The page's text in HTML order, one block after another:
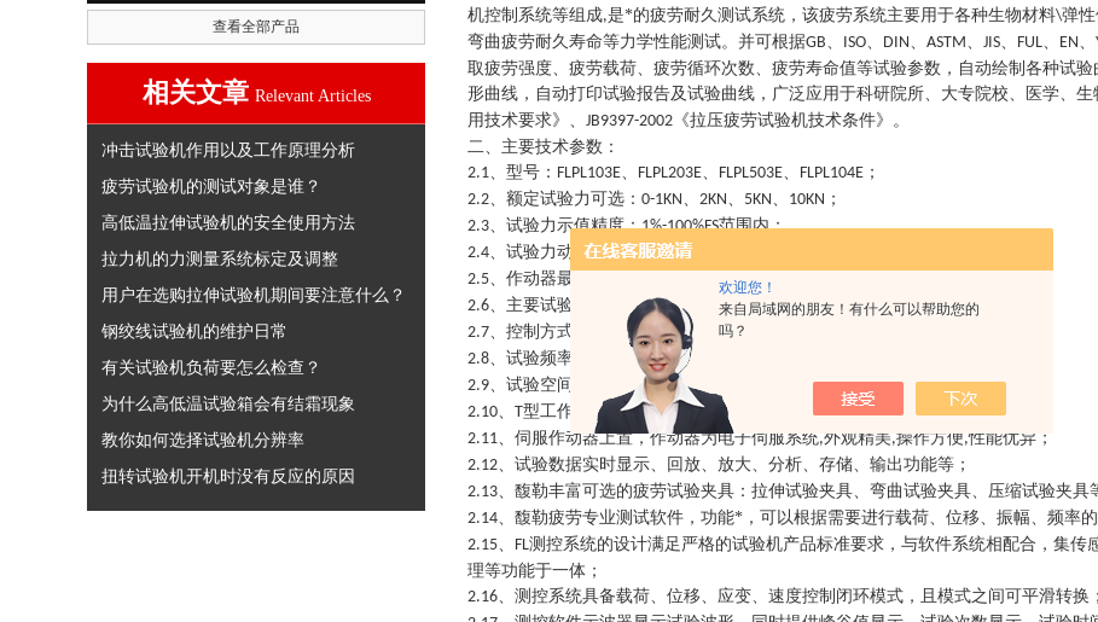
欢迎您！
来自局域网的朋友！有什么可以帮助您的
吗？
查看全部产品
相关文章 Relevant Articles
冲击试验机作用以及工作原理分析
疲劳试验机的测试对象是谁？
高低温拉伸试验机的安全使用方法
拉力机的力测量系统标定及调整
用户在选购拉伸试验机期间要注意什么？
钢绞线试验机的维护日常
有关试验机负荷要怎么检查？
为什么高低温试验箱会有结霜现象
教你如何选择试验机分辨率
扭转试验机开机时没有反应的原因
机控制系统等组成,是*的疲劳耐久测试系统 ， 该疲劳系统主要用于各种生物材料\弹
弯曲疲劳耐久寿命等力学性能测试。并可根据GB、 ISO、 DIN、 ASTM、 JIS、 FUL、 EN、
取疲劳强度、疲劳载荷、疲劳循环次数、疲劳寿命值等试验参数，自动绘制各种试
形曲线 ， 自动打印试验报告及试验曲线，广泛应用于科研院所、大专院校、医学、
用技术要求》、 JB9397-2002 《拉压疲劳试验机技术条件》。
二、主要技术参数 ：
2.1、型号： FLPL103E、 FLPL203E、 FLPL503E、 FLPL104E ；
2.2、额定试验力可选： 0-1KN、 2KN、 5KN、 10KN ；
2.3、试验力示值精度：1%-100%FS范围内；
2.4、试验力动态示值波动度：±
2.5、作动器最大位移：± 示值精度±
2.6、主要试验波形：正弦波、方波、三角波、斜波以及正弦块波等。
2.7、控制方式：位移或试验力闭环控制；
2.8、试验频率范围： 0.1-50Hz；
2.9、试验空间：高度可调整空间≥
2.10、 T型工作台
可方便接驳多种试验工装；
2.11、伺服作动器上置，作动器为电子伺服系统,外观精美,操作方便,性能优异；
2.12、试验数据实时显示、回放、放大、分析、存储、输出功能等；
2.13、馥勒丰富可选的疲劳试验夹具：拉伸试验夹具、弯曲试验夹具、压缩试验夹具
2.14、馥勒疲劳专业测试软件，功能*，可以根据需要进行载荷、位移、振幅、频率
2.15、 FL测控系统的设计满足严格的试验机产品标准要求，与软件系统相配合，集
理等功能于一体；
2.16、测控系统具备载荷、位移、应变、速度控制闭环模式，且模式之间可平滑转换；